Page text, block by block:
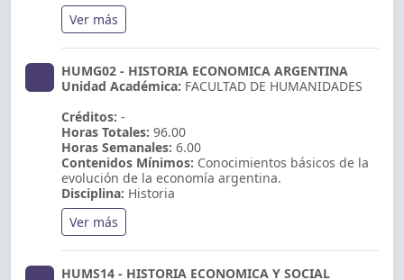
Ver más
HUMG02 - HISTORIA ECONOMICA ARGENTINA
Unidad Académica: FACULTAD DE HUMANIDADES
Créditos: -
Horas Totales: 96.00
Horas Semanales: 6.00
Contenidos Mínimos: Conocimientos básicos de la
evolución de la economía argentina.
Disciplina: Historia
Ver más
HUMS14 - HISTORIA ECONOMICA Y SOCIAL